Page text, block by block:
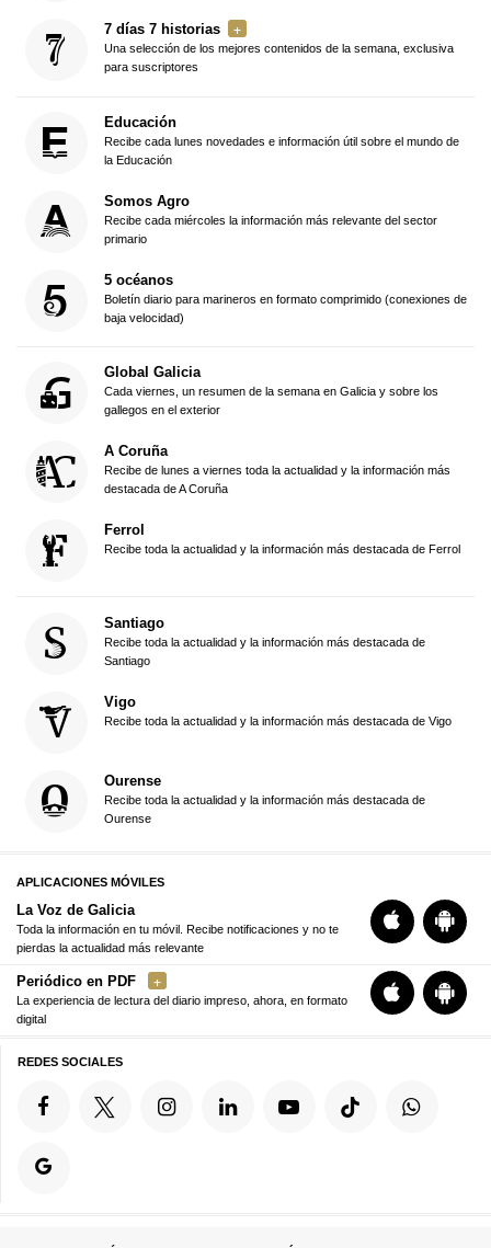
7 días 7 historias
Una selección de los mejores contenidos de la semana, exclusiva
para suscriptores
Educación
Recibe cada lunes novedades e información útil sobre el mundo de
la Educación
Somos Agro
Recibe cada miércoles la información más relevante del sector
primario
5 océanos
Boletín diario para marineros en formato comprimido (conexiones de
baja velocidad)
Global Galicia
Cada viernes, un resumen de la semana en Galicia y sobre los
gallegos en el exterior
A Coruña
Recibe de lunes a viernes toda la actualidad y la información más
destacada de A Coruña
Ferrol
Recibe toda la actualidad y la información más destacada de Ferrol
Santiago
Recibe toda la actualidad y la información más destacada de
Santiago
Vigo
Recibe toda la actualidad y la información más destacada de Vigo
Ourense
Recibe toda la actualidad y la información más destacada de
Ourense
APLICACIONES MÓVILES
La Voz de Galicia
Toda la información en tu móvil. Recibe notificaciones y no te
pierdas la actualidad más relevante
Periódico en PDF
La experiencia de lectura del diario impreso, ahora, en formato
digital
REDES SOCIALES